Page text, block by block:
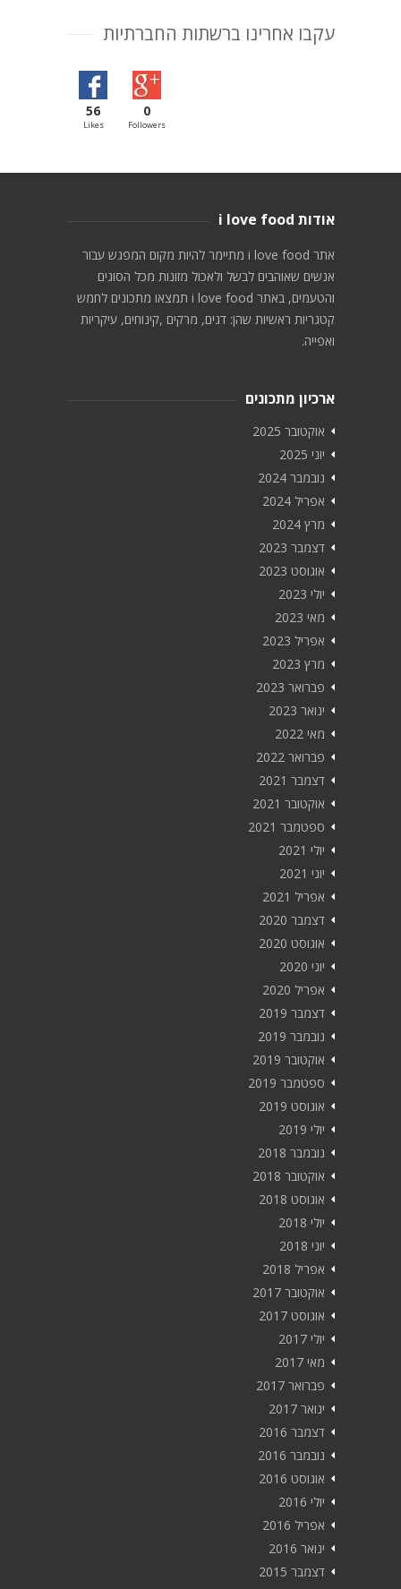
עקבו אחרינו ברשתות החברתיות
56
Likes
0
Followers
אודות i love food
אתר i love food מתיימר להיות מקום המפגש עבור
אנשים שאוהבים לבשל ולאכול מזונות מכל הסוגים
והטעמים, באתר i love food תמצאו מתכונים לחמש
קטגריות ראשיות שהן: דגים, מרקים ,קינוחים, עיקריות
ואפייה.
ארכיון מתכונים
אוקטובר 2025
יוני 2025
נובמבר 2024
אפריל 2024
מרץ 2024
דצמבר 2023
אוגוסט 2023
יולי 2023
מאי 2023
אפריל 2023
מרץ 2023
פברואר 2023
ינואר 2023
מאי 2022
פברואר 2022
דצמבר 2021
אוקטובר 2021
ספטמבר 2021
יולי 2021
יוני 2021
אפריל 2021
דצמבר 2020
אוגוסט 2020
יוני 2020
אפריל 2020
דצמבר 2019
נובמבר 2019
אוקטובר 2019
ספטמבר 2019
אוגוסט 2019
יולי 2019
נובמבר 2018
אוקטובר 2018
אוגוסט 2018
יולי 2018
יוני 2018
אפריל 2018
אוקטובר 2017
אוגוסט 2017
יולי 2017
מאי 2017
פברואר 2017
ינואר 2017
דצמבר 2016
נובמבר 2016
אוגוסט 2016
יולי 2016
אפריל 2016
ינואר 2016
דצמבר 2015